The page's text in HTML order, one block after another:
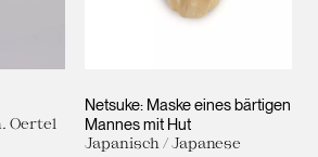
Oertel
Netsuke: Maske eines bärtigen
Mannes mit Hut
Japanisch / Japanese